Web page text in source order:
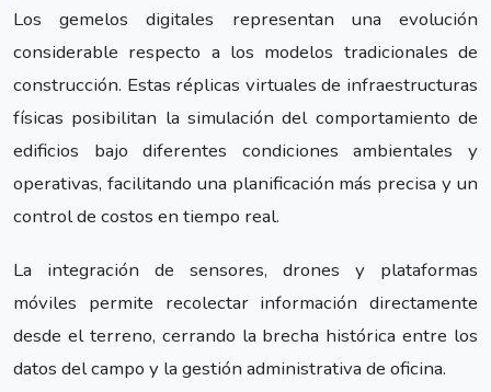
Los gemelos digitales representan una evolución
considerable respecto a los modelos tradicionales de
construcción. Estas réplicas virtuales de infraestructuras
físicas posibilitan la simulación del comportamiento de
edificios bajo diferentes condiciones ambientales y
operativas, facilitando una planificación más precisa y un
control de costos en tiempo real.
La integración de sensores, drones y plataformas
móviles permite recolectar información directamente
desde el terreno, cerrando la brecha histórica entre los
datos del campo y la gestión administrativa de oficina.